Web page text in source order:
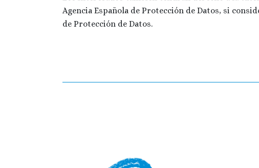
Agencia Española de Protección de Datos, si
de Protección de Datos.